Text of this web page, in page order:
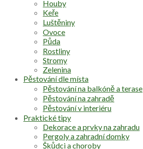
Houby
Keře
Luštěniny
Ovoce
Půda
Rostliny
Stromy
Zelenina
Pěstování dle místa
Pěstování na balkóně a terase
Pěstování na zahradě
Pěstování v interiéru
Praktické tipy
Dekorace a prvky na zahradu
Pergoly a zahradní domky
Škůdci a choroby